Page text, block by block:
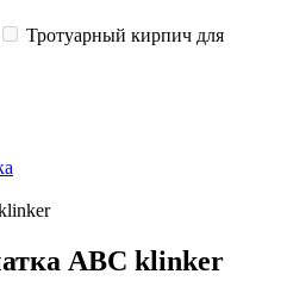
Тротуарный кирпич для
ABC klinker